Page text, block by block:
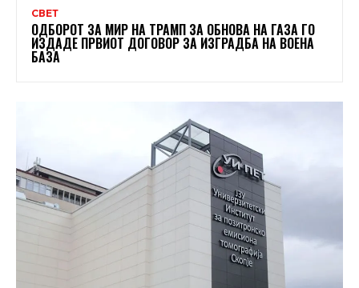
СВЕТ
ОДБОРОТ ЗА МИР НА ТРАМП ЗА ОБНОВА НА ГАЗА ГО
ИЗДАДЕ ПРВИОТ ДОГОВОР ЗА ИЗГРАДБА НА ВОЕНА
БАЗА